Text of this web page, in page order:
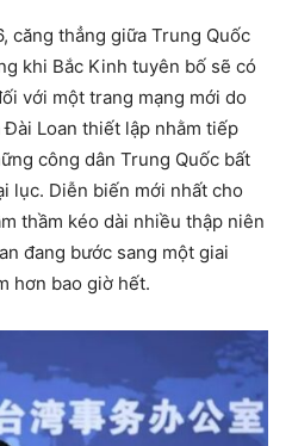
căng thẳng giữa Trung Quốc
khi Bắc Kinh tuyên bố sẽ có
với một trang mạng mới do
Loan thiết lập nhằm tiếp
công dân Trung Quốc bất
lục. Diễn biến mới nhất cho
thầm kéo dài nhiều thập niên
đang bước sang một giai
hơn bao giờ hết.